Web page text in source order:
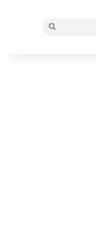
بحث